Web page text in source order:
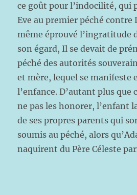
ce goût pour l’indocilité, qui
Eve au premier péché
même éprouvé l’ingratitude
son égard, Il se devait de
péché des autorités
et mère, lequel se manifeste
l’enfance. D’autant plus que
ne pas les honorer, l’enfant
de ses propres parents qui
soumis au péché, alors
naquirent du Père Céleste